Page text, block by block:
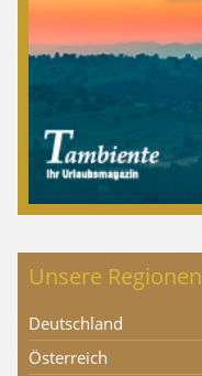
Unsere Regionen
Deutschland
Österreich